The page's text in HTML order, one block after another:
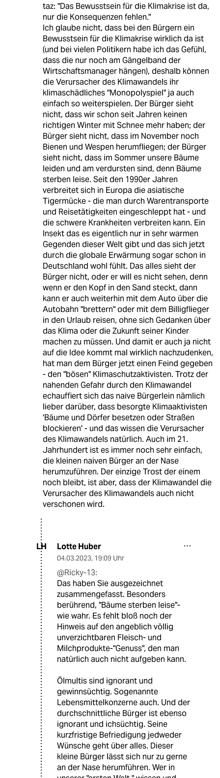
taz: "Das Bewusstsein für die Klimakrise ist da,
nur die Konsequenzen fehlen."
Ich glaube nicht, dass bei den Bürgern ein
Bewusstsein für die Klimakrise wirklich da ist
(und bei vielen Politikern habe ich das Gefühl,
dass die nur noch am Gängelband der
Wirtschaftsmanager hängen), deshalb können
die Verursacher des Klimawandels ihr
klimaschädliches "Monopolyspiel" ja auch
einfach so weiterspielen. Der Bürger sieht
nicht, dass wir schon seit Jahren keinen
richtigen Winter mit Schnee mehr haben; der
Bürger sieht nicht, dass im November noch
Bienen und Wespen herumfliegen; der Bürger
sieht nicht, dass im Sommer unsere Bäume
leiden und am verdursten sind, denn Bäume
sterben leise. Seit den 1990er Jahren
verbreitet sich in Europa die asiatische
Tigermücke - die man durch Warentransporte
und Reisetätigkeiten eingeschleppt hat - und
die schwere Krankheiten verbreiten kann. Ein
Insekt das es eigentlich nur in sehr warmen
Gegenden dieser Welt gibt und das sich jetzt
durch die globale Erwärmung sogar schon in
Deutschland wohl fühlt. Das alles sieht der
Bürger nicht, oder er will es nicht sehen, denn
wenn er den Kopf in den Sand steckt, dann
kann er auch weiterhin mit dem Auto über die
Autobahn "brettern" oder mit dem Billigflieger
in den Urlaub reisen, ohne sich Gedanken über
das Klima oder die Zukunft seiner Kinder
machen zu müssen. Und damit er auch ja nicht
auf die Idee kommt mal wirklich nachzudenken,
hat man dem Bürger jetzt einen Feind gegeben
- den "bösen" Klimaschutzaktivisten. Trotz der
nahenden Gefahr durch den Klimawandel
echauffiert sich das naive Bürgerlein nämlich
lieber darüber, dass besorgte Klimaaktivisten
'Bäume und Dörfer besetzen oder Straßen
blockieren' - und das wissen die Verursacher
des Klimawandels natürlich. Auch im 21.
Jahrhundert ist es immer noch sehr einfach,
die kleinen naiven Bürger an der Nase
herumzuführen. Der einzige Trost der einem
noch bleibt, ist aber, dass der Klimawandel die
Verursacher des Klimawandels auch nicht
verschonen wird.
LH Lotte Huber
04.03.2023, 19:09 Uhr
@Ricky-13:
Das haben Sie ausgezeichnet
zusammengefasst. Besonders
berührend, "Bäume sterben leise"-
wie wahr. Es fehlt bloß noch der
Hinweis auf den angeblich völlig
unverzichtbaren Fleisch- und
Milchprodukte-"Genuss", den man
natürlich auch nicht aufgeben kann.
Ölmultis sind ignorant und
gewinnsüchtig. Sogenannte
Lebensmittelkonzerne auch. Und der
durchschnittliche Bürger ist ebenso
ignorant und ichsüchtig. Seine
kurzfristige Befriedigung jedweder
Wünsche geht über alles. Dieser
kleine Bürger lässt sich nur zu gerne
an der Nase herumführen. Wer in